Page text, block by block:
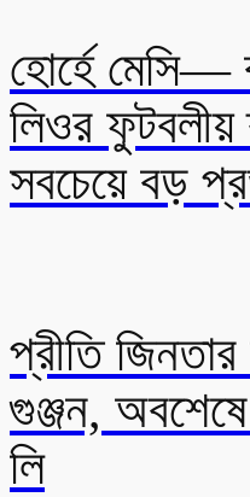
হোর্হে মেসি—
লিওর ফুটবলীয়
সবচেয়ে বড়
প্রীতি জিনতার
গুঞ্জন,
লি